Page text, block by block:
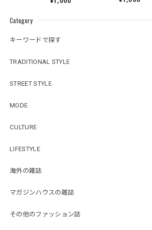
Category
キーワードで探す
TRADITIONAL STYLE
STREET STYLE
MODE
CULTURE
LIFESTYLE
海外の雑誌
マガジンハウスの雑誌
その他のファッション誌